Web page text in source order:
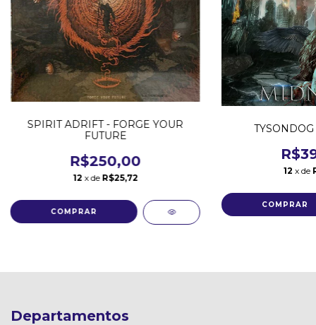
SPIRIT ADRIFT - FORGE YOUR
FUTURE
R$250,00
12 x de R$25,72
12 x de
Departamentos